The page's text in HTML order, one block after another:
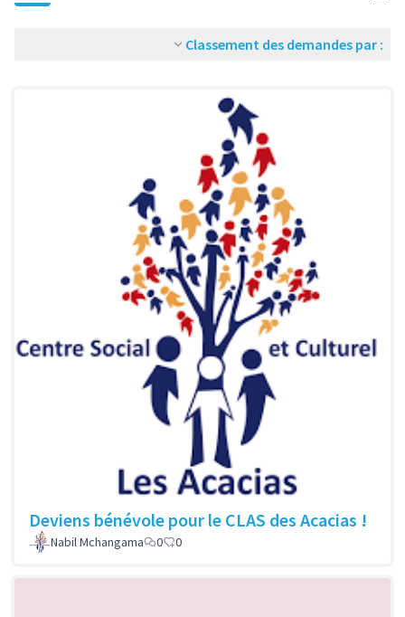
Classement des demandes par :
Deviens bénévole pour le CLAS des Acacias !
Nabil Mchangama 0 0